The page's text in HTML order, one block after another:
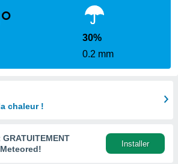
30%
0.2 mm
chaleur !
GRATUITEMENT
Meteored!
Installer